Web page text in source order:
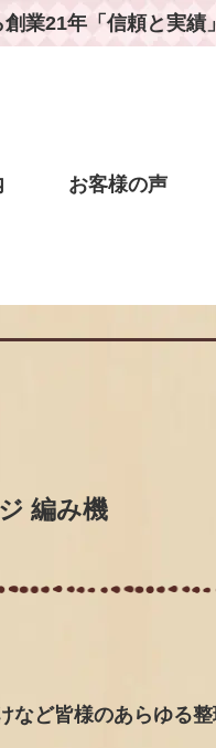
創業21年「信頼と実績
お客様の声
編み機
など皆様のあらゆる